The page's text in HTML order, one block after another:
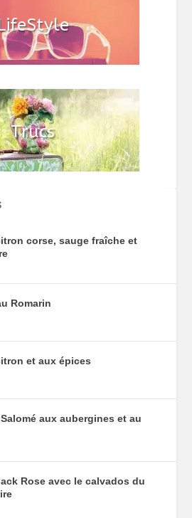
corse, sauge fraîche et
Romarin
et aux épices
aux aubergines et au
Rose avec le calvados du